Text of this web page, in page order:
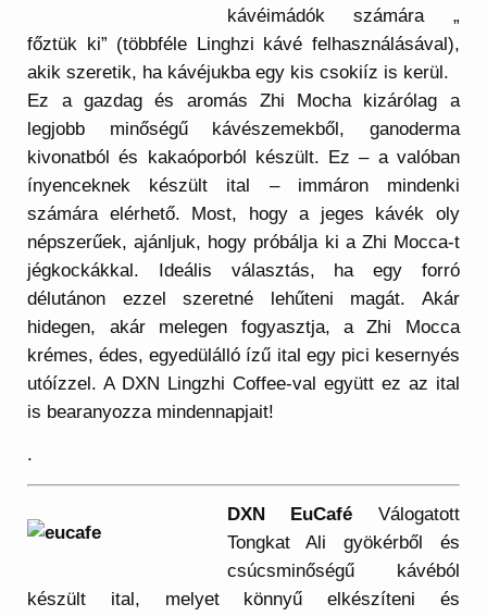
kávéimádók számára „
főztük ki” (többféle Linghzi kávé felhasználásával),
akik szeretik, ha kávéjukba egy kis csokiíz is kerül.
Ez a gazdag és aromás Zhi Mocha kizárólag a
legjobb minőségű kávészemekből, ganoderma
kivonatból és kakaóporból készült. Ez – a valóban
ínyenceknek készült ital – immáron mindenki
számára elérhető. Most, hogy a jeges kávék oly
népszerűek, ajánljuk, hogy próbálja ki a Zhi Mocca-t
jégkockákkal. Ideális választás, ha egy forró
délutánon ezzel szeretné lehűteni magát. Akár
hidegen, akár melegen fogyasztja, a Zhi Mocca
krémes, édes, egyedülálló ízű ital egy pici kesernyés
utóízzel. A DXN Lingzhi Coffee-val együtt ez az ital
is bearanyozza mindennapjait!
.
DXN EuCafé Válogatott
Tongkat Ali gyökérből és
csúcsminőségű kávéból
készült ital, melyet könnyű elkészíteni és